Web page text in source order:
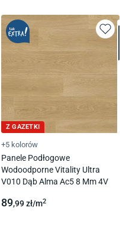
Z GAZETKI
+5 kolorów
Panele Podłogowe
Wodoodporne Vitality Ultra
V010 Dąb Alma Ac5 8 Mm 4V
89,99zł/m2